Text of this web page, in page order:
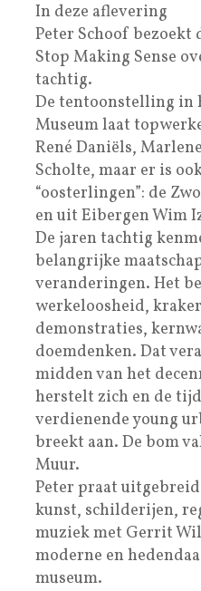
In deze aflevering
Peter Schoof
Stop Making Sense
tachtig.
De tentoonstelling in
Museum laat
René Daniëls,
Scholte, maar er is
“oosterlingen”: de
en uit Eibergen Wim
De jaren tachtig
belangrijke
veranderingen. Het
werkeloosheid,
demonstraties,
doemdenken. Dat
midden van het
herstelt zich en de
verdienende young
breekt aan. De bom
Muur.
Peter praat
kunst, schilderijen,
muziek met Gerrit
moderne en
museum.